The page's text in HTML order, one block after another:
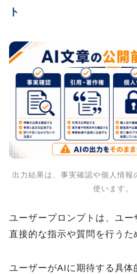
ト
出力結果は、事実確認や個人情報
使います。
ユーザープロンプトは、ユー
直接的な指示や質問を行うた
ユーザーがAIに期待する具体